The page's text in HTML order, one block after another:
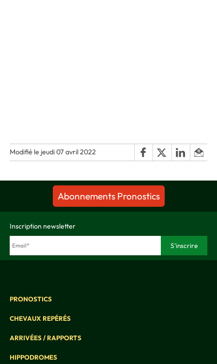
Modifié le jeudi 07 avril 2022
Abonnements Pronostics
Inscription newsletter
PRONOSTICS
CHEVAUX REPÉRÉS
ARRIVÉES / RAPPORTS
HIPPODROMES